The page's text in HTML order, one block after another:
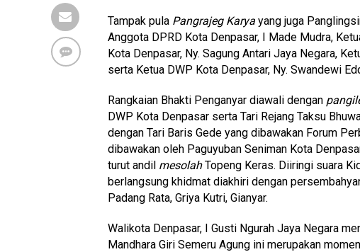
Tampak pula Pangrajeg Karya yang juga
Anggota DPRD Kota Denpasar, I Made Mudra,
Kota Denpasar, Ny. Sagung Antari Jaya Negara,
serta Ketua DWP Kota Denpasar, Ny. Swandewi
Rangkaian Bhakti Penganyar diawali dengan
DWP Kota Denpasar serta Tari Rejang Taksu
dengan Tari Baris Gede yang dibawakan Forum
dibawakan oleh Paguyuban Seniman Kota
turut andil mesolahTopeng Keras. Diiringi suara
berlangsung khidmat diakhiri dengan
Padang Rata, Griya Kutri, Gianyar.
Walikota Denpasar, I Gusti Ngurah Jaya Negara
Mandhara Giri Semeru Agung ini merupakan